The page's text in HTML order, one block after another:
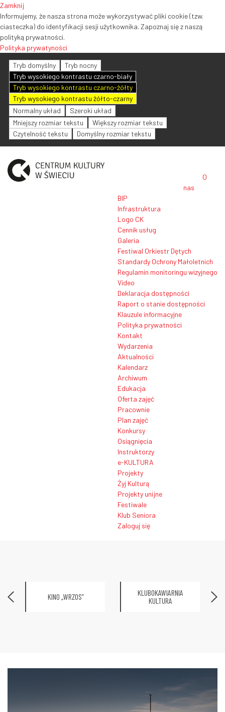
Zamknij
Informujemy, że nasza strona może wykorzystywać pliki cookie (tzw.
ciasteczka) do identyfikacji sesji użytkownika. Zapoznaj się z naszą
polityką prywatności.
Polityka prywatyności
Tryb domyślny
Tryb nocny
Tryb wysokiego kontrastu czarno-biały
Tryb wysokiego kontrastu czarno-żółty
Tryb wysokiego kontrastu żółto-czarny
Normalny układ
Szeroki układ
Mniejszy rozmiar tekstu
Większy rozmiar tekstu
Czytelność tekstu
Domyślny rozmiar tekstu
O
nas
BIP
Infrastruktura
Logo CK
Cennik usług
Galeria
Festiwal Orkiestr Dętych
Standardy Ochrony Małoletnich
Regulamin monitoringu wizyjnego
Video
Deklaracja dostępności
Raport o stanie dostępności
Klauzule informacyjne
Polityka prywatności
Kontakt
Wydarzenia
Aktualności
Kalendarz
Archiwum
Edukacja
Oferta zajęć
Pracownie
Plan zajęć
Konkursy
Osiągnięcia
Instruktorzy
e-KULTURA
Projekty
Żyj Kulturą
Projekty unijne
Festiwale
Klub Seniora
Zaloguj się
KINO „WRZOS”
KLUBOKAWIARNIA
KULTURA